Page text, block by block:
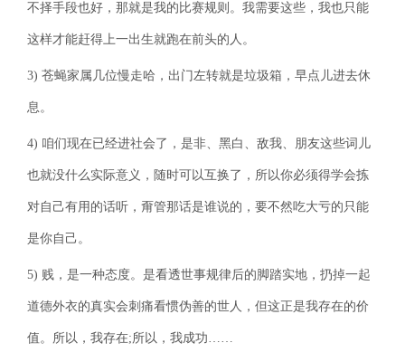
不择手段也好，那就是我的比赛规则。我需要这些，我也只能
这样才能赶得上一出生就跑在前头的人。
3) 苍蝇家属几位慢走哈，出门左转就是垃圾箱，早点儿进去休
息。
4) 咱们现在已经进社会了，是非、黑白、敌我、朋友这些词儿
也就没什么实际意义，随时可以互换了，所以你必须得学会拣
对自己有用的话听，甭管那话是谁说的，要不然吃大亏的只能
是你自己。
5) 贱，是一种态度。是看透世事规律后的脚踏实地，扔掉一起
道德外衣的真实会刺痛看惯伪善的世人，但这正是我存在的价
值。所以，我存在;所以，我成功……